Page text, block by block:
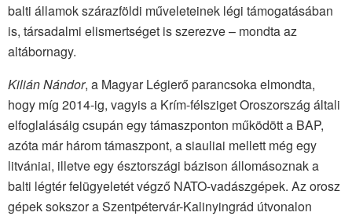
balti államok szárazföldi műveleteinek légi támogatásában
is, társadalmi elismertséget is szerezve – mondta az
altábornagy.
Kilián Nándor, a Magyar Légierő parancsoka elmondta,
hogy míg 2014-ig, vagyis a Krím-félsziget Oroszország általi
elfoglalásáig csupán egy támaszponton működött a BAP,
azóta már három támaszpont, a siauliai mellett még egy
litvániai, illetve egy észtországi bázison állomásoznak a
balti légtér felügyeletét végző NATO-vadászgépek. Az orosz
gépek sokszor a Szentpétervár-Kalinyingrád útvonalon